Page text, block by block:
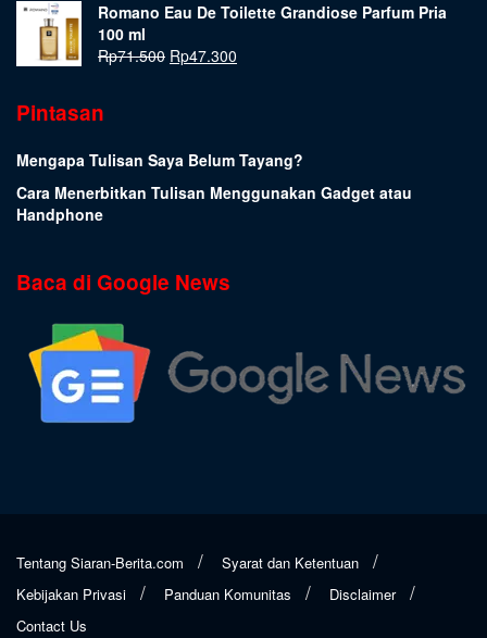
Romano Eau De Toilette Grandiose Parfum Pria
100 ml
Rp71.500 Rp47.300
Pintasan
Mengapa Tulisan Saya Belum Tayang?
Cara Menerbitkan Tulisan Menggunakan Gadget atau
Handphone
Baca di Google News
Tentang Siaran-Berita.com
Syarat dan Ketentuan
Kebijakan Privasi
Panduan Komunitas
Disclaimer
Contact Us